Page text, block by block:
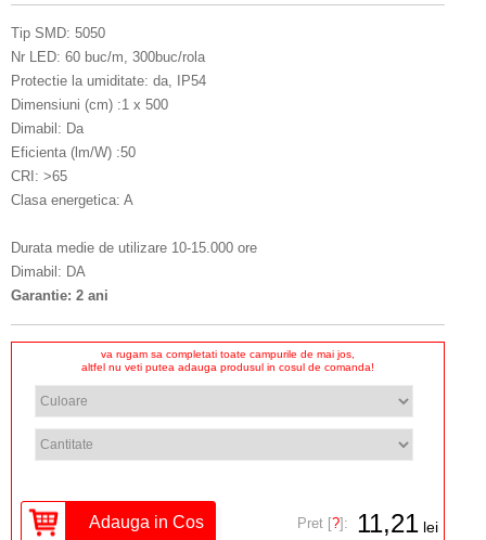
Tip SMD: 5050
Nr LED: 60 buc/m, 300buc/rola
Protectie la umiditate: da, IP54
Dimensiuni (cm) :1 x 500
Dimabil: Da
Eficienta (lm/W) :50
CRI: >65
Clasa energetica: A
Durata medie de utilizare 10-15.000 ore
Dimabil: DA
Garantie: 2 ani
va rugam sa completati toate campurile de mai jos,
altfel nu veti putea adauga produsul in cosul de comanda!
Pret [?]: 11,21 lei